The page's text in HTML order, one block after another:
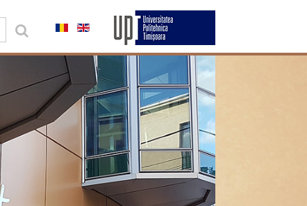
0,00 lei
Contul meu